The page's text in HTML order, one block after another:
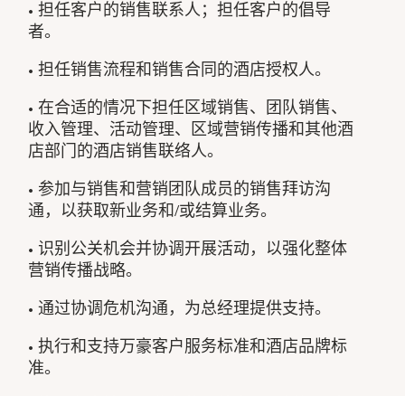
• 担任客户的销售联系人；担任客户的倡导
者。
• 担任销售流程和销售合同的酒店授权人。
• 在合适的情况下担任区域销售、团队销售、
收入管理、活动管理、区域营销传播和其他酒
店部门的酒店销售联络人。
• 参加与销售和营销团队成员的销售拜访沟
通，以获取新业务和/或结算业务。
• 识别公关机会并协调开展活动，以强化整体
营销传播战略。
• 通过协调危机沟通，为总经理提供支持。
• 执行和支持万豪客户服务标准和酒店品牌标
准。